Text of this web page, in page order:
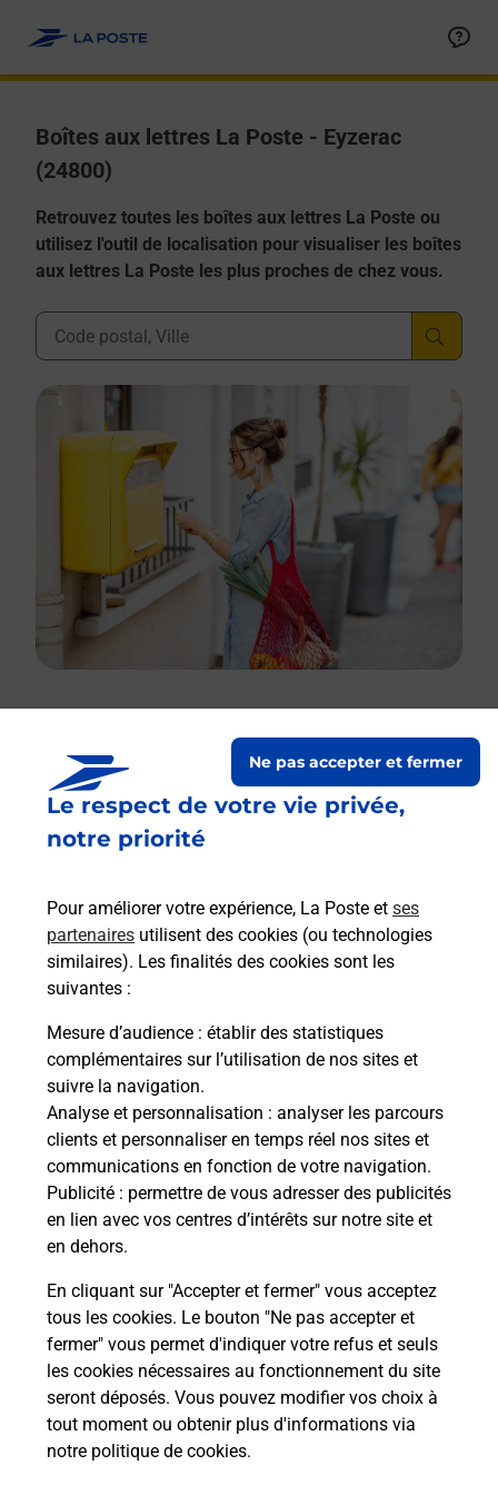
Le respect de votre vie privée,
notre priorité
Pour améliorer votre expérience, La Poste et ses
partenaires utilisent des cookies (ou technologies
similaires). Les finalités des cookies sont les
suivantes :
Mesure d’audience : établir des statistiques
complémentaires sur l’utilisation de nos sites et
suivre la navigation.
Analyse et personnalisation : analyser les parcours
clients et personnaliser en temps réel nos sites et
communications en fonction de votre navigation.
Publicité : permettre de vous adresser des publicités
en lien avec vos centres d’intérêts sur notre site et
en dehors.
En cliquant sur "Accepter et fermer" vous acceptez
tous les cookies. Le bouton "Ne pas accepter et
fermer" vous permet d'indiquer votre refus et seuls
les cookies nécessaires au fonctionnement du site
seront déposés. Vous pouvez modifier vos choix à
tout moment ou obtenir plus d'informations via
notre politique de cookies.
Ne pas accepter et fermer
Boîtes aux lettres La Poste - Eyzerac
(24800)
Retrouvez toutes les boîtes aux lettres La Poste ou
utilisez l'outil de localisation pour visualiser les boîtes
aux lettres La Poste les plus proches de chez vous.
Ville, Département, Code Postal
Boîte aux lettres La Poste
Prochaine collecte du courrier vendredi
08h30
24800 Eyzerac
Le lien s'ouvre dans un nouvel onglet
Boîte aux lettres La Poste
Prochaine collecte du courriervendredià
08h30
Route Des Figues
24800 Eyzerac
Le lien s'ouvre dans un nouvel onglet
Localiser Liste Boîtes aux lettres Dordogne Eyzerac